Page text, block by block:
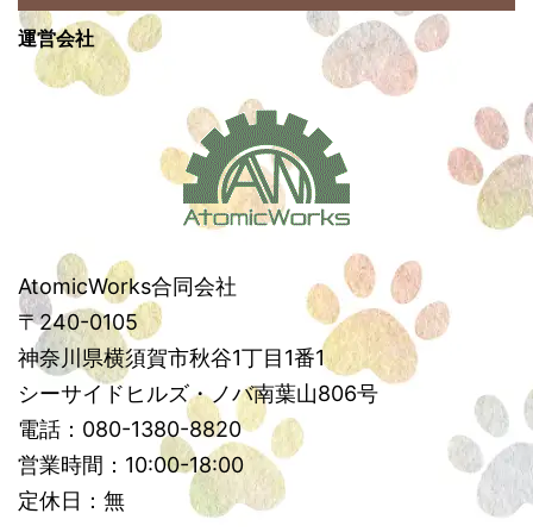
運営会社
AtomicWorks合同会社
〒240-0105
神奈川県横須賀市秋谷1丁目1番1
シーサイドヒルズ・ノバ南葉山806号
電話：080-1380-8820
営業時間：10:00-18:00
定休日：無